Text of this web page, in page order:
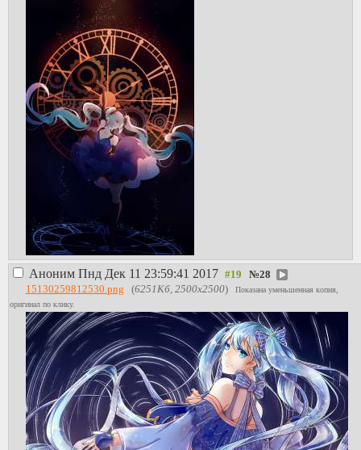
Аноним Пнд Дек 11 23:59:41 2017 №28
15130259812530.png (6251Кб, 2500x2500)
Показана уменьшенная копия,
оригинал по клику.